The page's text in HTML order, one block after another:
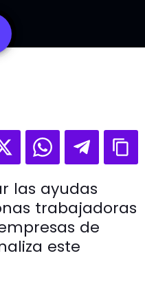
las ayudas
trabajadoras
de
este